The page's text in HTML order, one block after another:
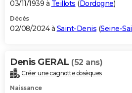
03/11/1939 à Teillots (Dordogne)
Décès
02/08/2024 à Saint-Denis (Seine-
Denis GERAL (52 ans)
Créer une cagnotte obsèques
Naissance